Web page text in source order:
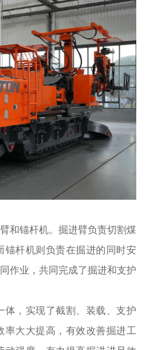
和锚杆机。掘进臂负责切割煤
锚杆机则负责在掘进的同时安
作业，共同完成了掘进和支护
体，实现了截割、装载、支护
率大大提高，有效改善掘进工